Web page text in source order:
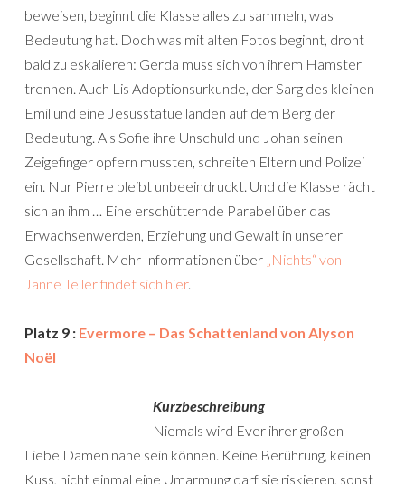
beweisen, beginnt die Klasse alles zu sammeln, was
Bedeutung hat. Doch was mit alten Fotos beginnt, droht
bald zu eskalieren: Gerda muss sich von ihrem Hamster
trennen. Auch Lis Adoptionsurkunde, der Sarg des kleinen
Emil und eine Jesusstatue landen auf dem Berg der
Bedeutung. Als Sofie ihre Unschuld und Johan seinen
Zeigefinger opfern mussten, schreiten Eltern und Polizei
ein. Nur Pierre bleibt unbeeindruckt. Und die Klasse rächt
sich an ihm … Eine erschütternde Parabel über das
Erwachsenwerden, Erziehung und Gewalt in unserer
Gesellschaft. Mehr Informationen über „Nichts“ von
Janne Teller findet sich hier.
Platz 9 : Evermore – Das Schattenland von Alyson
Noël
Kurzbeschreibung
Niemals wird Ever ihrer großen
Liebe Damen nahe sein können. Keine Berührung, keinen
Kuss, nicht einmal eine Umarmung darf sie riskieren, sonst